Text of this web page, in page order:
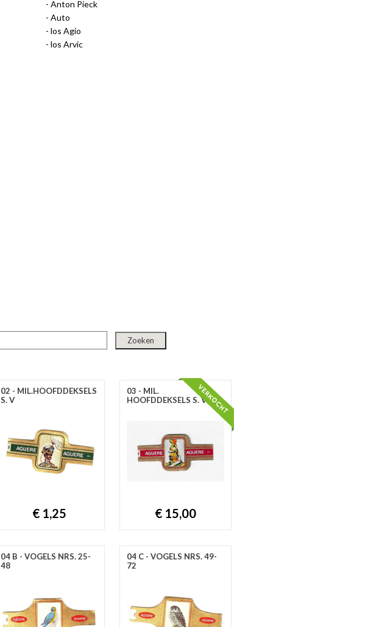
Anton Pieck
Auto
los Agio
los Arvic
02 - MIL.HOOFDDEKSELS
S. V
€ 1,25
03 - MIL.
HOOFDDEKSELS S. V11
€ 15,00
04 B - VOGELS NRS. 25-
48
04 C - VOGELS NRS. 49-
72